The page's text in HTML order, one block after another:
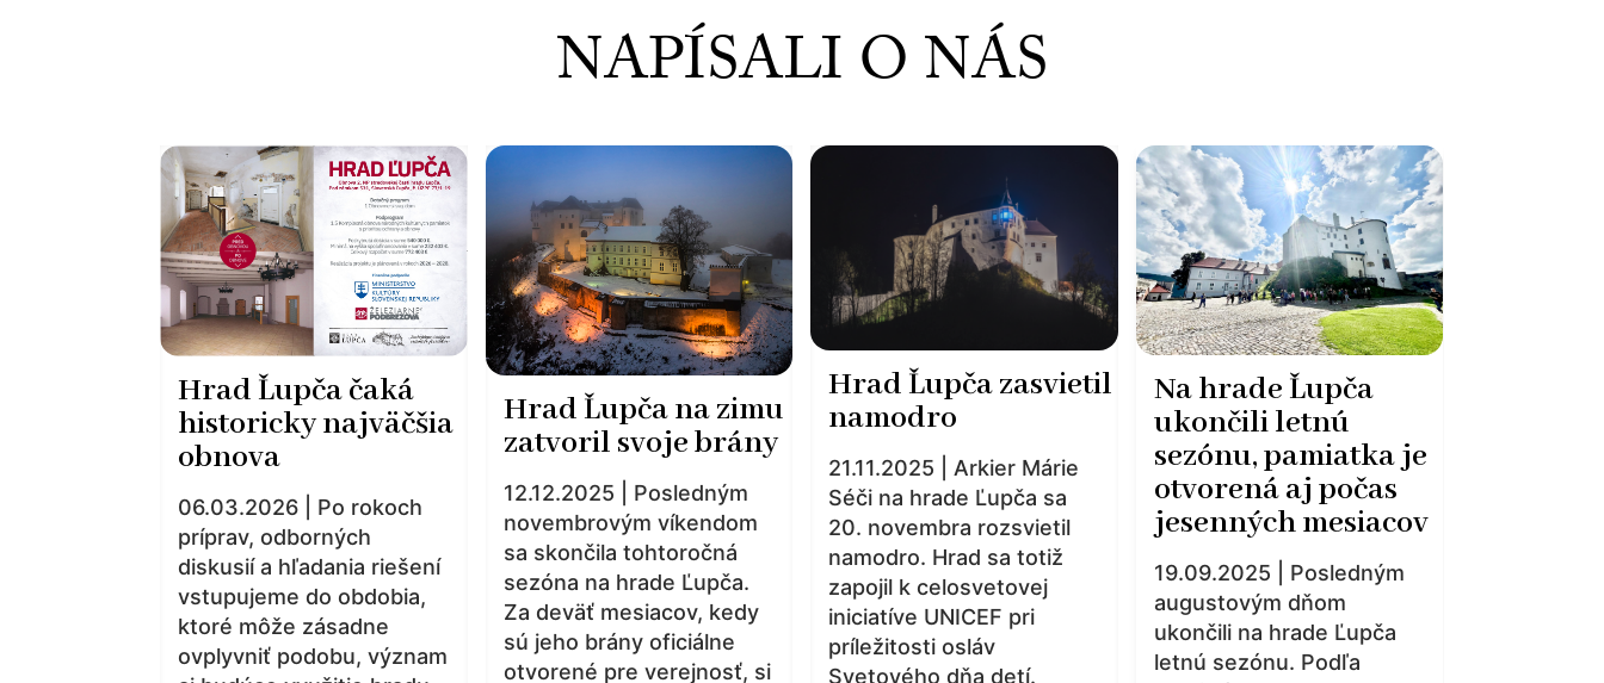
NAPÍSALI O NÁS
Hrad Ľupča čaká
historicky najväčšia
obnova
06.03.2026 | Po rokoch
príprav, odborných
diskusií a hľadania riešení
vstupujeme do obdobia,
ktoré môže zásadne
ovplyvniť podobu, význam
Hrad Ľupča na zimu
zatvoril svoje brány
12.12.2025 | Posledným
novembrovým víkendom
sa skončila tohtoročná
sezóna na hrade Ľupča.
Za deväť mesiacov, kedy
sú jeho brány oficiálne
otvorené pre verejnosť, si
Hrad Ľupča zasvietil
namodro
21.11.2025 | Arkier Márie
Séči na hrade Ľupča sa
20. novembra rozsvietil
namodro. Hrad sa totiž
zapojil k celosvetovej
iniciatíve UNICEF pri
príležitosti osláv
Svetového dňa detí.
Na hrade Ľupča
ukončili letnú
sezónu, pamiatka je
otvorená aj počas
jesenných mesiacov
19.09.2025 | Posledným
augustovým dňom
ukončili na hrade Ľupča
letnú sezónu. Podľa